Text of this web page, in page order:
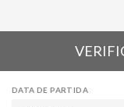
DATA DE PARTIDA